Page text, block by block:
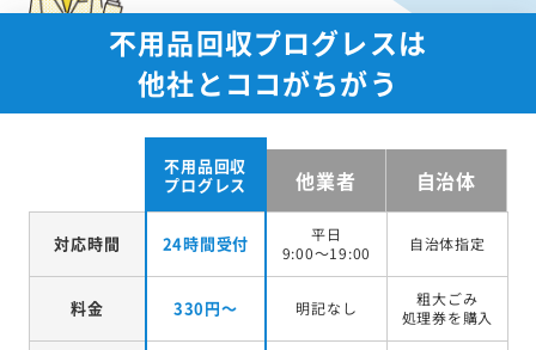
不用品回収プログレスは
他社とココがちがう
不用品回収
プログレス
他業者 自治体
対応時間 24時間受付
平日
9:00～19:00
自治体指定
料金 330円～ 明記なし
粗大ごみ
処理券を購入